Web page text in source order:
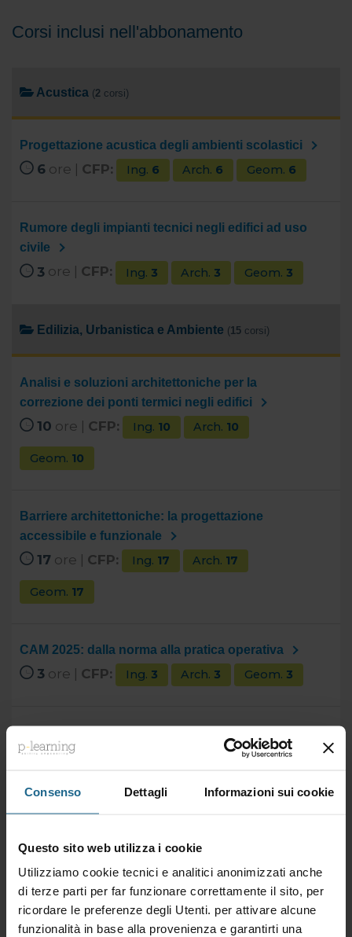
Consenso Dettagli Informazioni sui cookie
Questo sito web utilizza i cookie
Utilizziamo cookie tecnici e analitici anonimizzati anche
di terze parti per far funzionare correttamente il sito, per
ricordare le preferenze degli Utenti. per attivare alcune
funzionalità in base alla provenienza e garantirti una
Corsi inclusi nell'abbonamento
Acustica (2 corsi)
Progettazione acustica degli ambienti scolastici
6 ore | CFP: Ing. 6 Arch. 6 Geom. 6
Rumore degli impianti tecnici negli edifici ad uso
civile
3 ore | CFP: Ing. 3 Arch. 3 Geom. 3
Edilizia, Urbanistica e Ambiente (15 corsi)
Analisi e soluzioni architettoniche per la
correzione dei ponti termici negli edifici
10 ore | CFP: Ing. 10 Arch. 10
Geom. 10
Barriere architettoniche: la progettazione
accessibile e funzionale
17 ore | CFP: Ing. 17 Arch. 17
Geom. 17
CAM 2025: dalla norma alla pratica operativa
3 ore | CFP: Ing. 3 Arch. 3 Geom. 3
Docfa, Pregeo e Volture
procedure catastali (18 ore)
18ore |CFP: Arch.18